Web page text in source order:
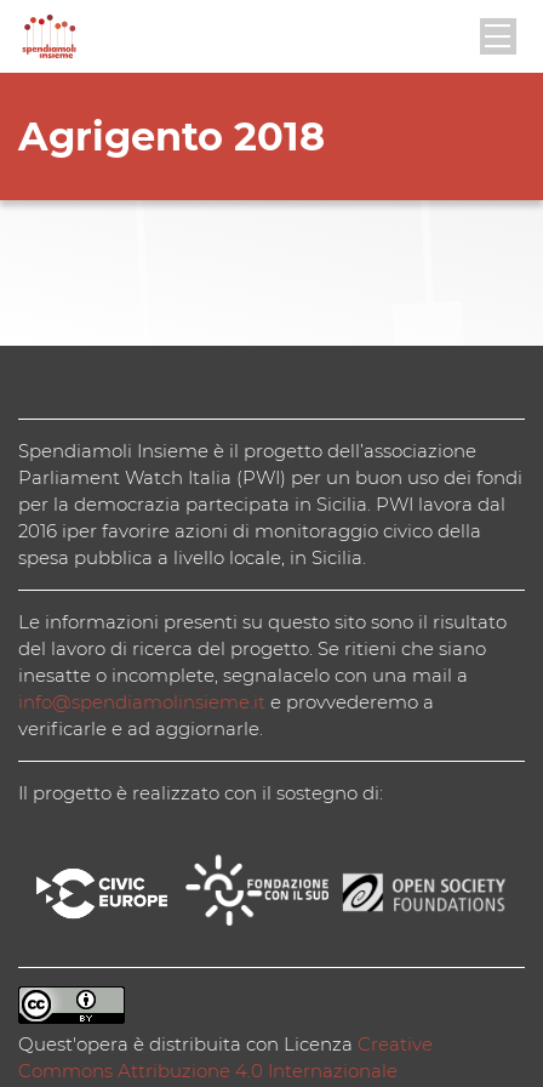
Agrigento 2018
Spendiamoli Insieme è il progetto dell’associazione
Parliament Watch Italia (PWI) per un buon uso dei fondi
per la democrazia partecipata in Sicilia. PWI lavora dal
2016 iper favorire azioni di monitoraggio civico della
spesa pubblica a livello locale, in Sicilia.
Le informazioni presenti su questo sito sono il risultato
del lavoro di ricerca del progetto. Se ritieni che siano
inesatte o incomplete, segnalacelo con una mail a
info@spendiamolinsieme.it e provvederemo a
verificarle e ad aggiornarle.
Il progetto è realizzato con il sostegno di:
Quest'opera è distribuita con Licenza Creative
Commons Attribuzione 4.0 Internazionale